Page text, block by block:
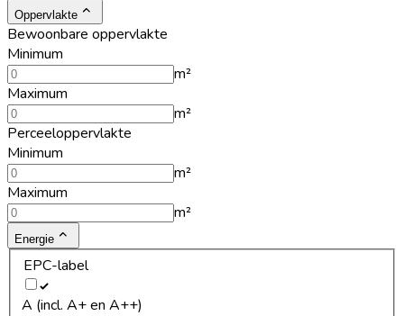
Oppervlakte
Bewoonbare oppervlakte
Minimum
m²
Maximum
m²
Perceeloppervlakte
Minimum
m²
Maximum
m²
Energie
EPC-label
A (incl. A+ en A++)